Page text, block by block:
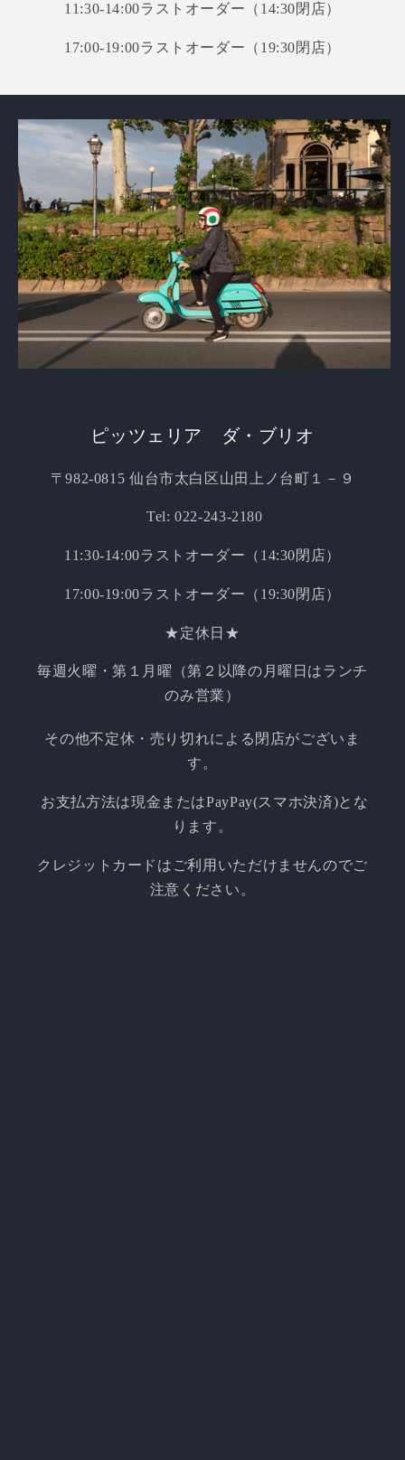
11:30-14:00ラストオーダー（14:30閉店）
17:00‐19:00ラストオーダー（19:30閉店）
​ピッツェリア ダ・ブリオ
〒982-0815 仙台市太白区山田上ノ台町１－９
Tel: 022-243-2180
11:30-14:00ラストオーダー（14:30閉店）
17:00-19:00ラストオーダー（19:30閉店）
★定休日★
毎週火曜・第１月曜（第２以降の月曜日はランチ
のみ営業）
その他不定休・売り切れによる閉店がございま
す。
​お支払方法は現金またはPayPay(スマホ決済)とな
ります。
クレジットカードはご利用いただけませんのでご
注意ください。